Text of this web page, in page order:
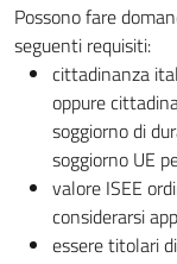
Possono fare
seguenti requisiti:
cittadinanza
oppure
soggiorno di
soggiorno UE
valore ISEE
considerarsi
essere titolari